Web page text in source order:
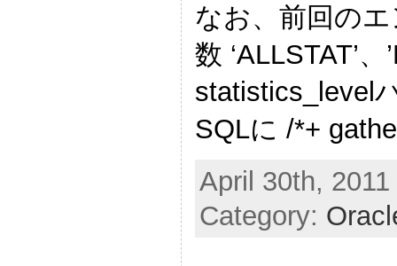
なお、前回の
数 ‘ALLSTAT’
statistics_level
SQLに /*+
April 30th,
Category: